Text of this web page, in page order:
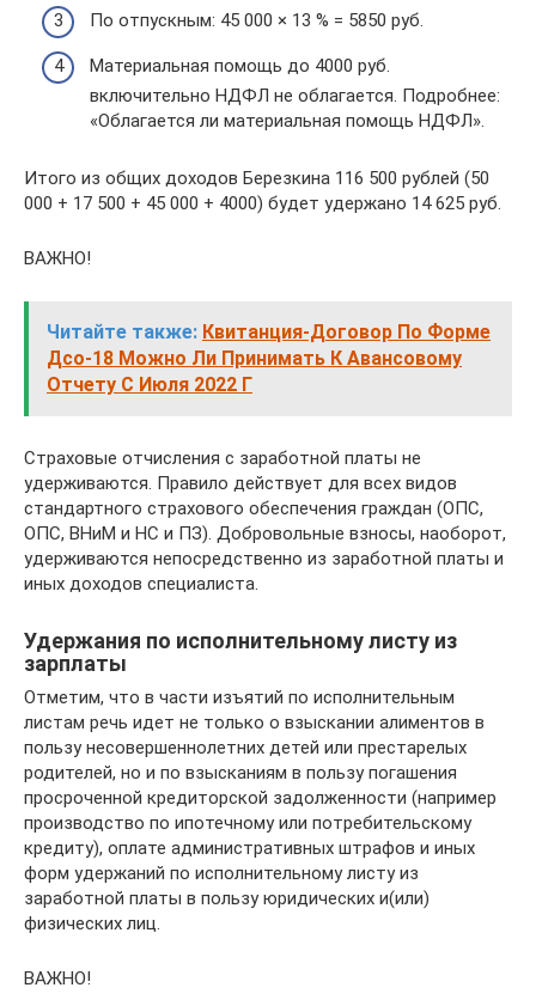
По отпускным: 45 000 × 13 % = 5850 руб.
Материальная помощь до 4000 руб.
включительно НДФЛ не облагается. Подробнее:
«Облагается ли материальная помощь НДФЛ».
Итого из общих доходов Березкина 116 500 рублей (50
000 + 17 500 + 45 000 + 4000) будет удержано 14 625 руб.
ВАЖНО!
Читайте также: Квитанция-Договор По Форме
Дсо-18 Можно Ли Принимать К Авансовому
Отчету С Июля 2022 Г
Страховые отчисления с заработной платы не
удерживаются. Правило действует для всех видов
стандартного страхового обеспечения граждан (ОПС,
ОПС, ВНиМ и НС и ПЗ). Добровольные взносы, наоборот,
удерживаются непосредственно из заработной платы и
иных доходов специалиста.
Удержания по исполнительному листу из
зарплаты
Отметим, что в части изъятий по исполнительным
листам речь идет не только о взыскании алиментов в
пользу несовершеннолетних детей или престарелых
родителей, но и по взысканиям в пользу погашения
просроченной кредиторской задолженности (например
производство по ипотечному или потребительскому
кредиту), оплате административных штрафов и иных
форм удержаний по исполнительному листу из
заработной платы в пользу юридических и(или)
физических лиц.
ВАЖНО!